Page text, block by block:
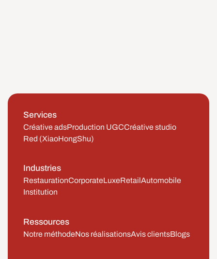
Services
Créative adsProduction UGCCréative studio
Red (XiaoHongShu)
Industries
RestaurationCorporateLuxeRetailAutomobile
Institution
Ressources
Notre méthodeNos réalisationsAvis clientsBlogs